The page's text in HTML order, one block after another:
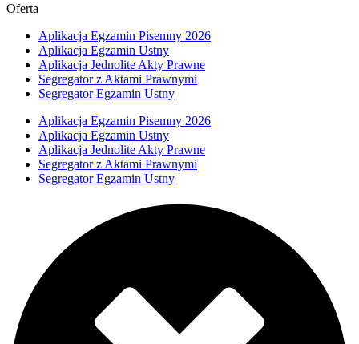
Oferta
Aplikacja Egzamin Pisemny 2026
Aplikacja Egzamin Ustny
Aplikacja Jednolite Akty Prawne
Segregator z Aktami Prawnymi
Segregator Egzamin Ustny
Aplikacja Egzamin Pisemny 2026
Aplikacja Egzamin Ustny
Aplikacja Jednolite Akty Prawne
Segregator z Aktami Prawnymi
Segregator Egzamin Ustny